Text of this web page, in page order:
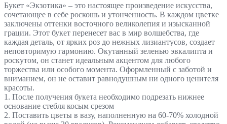
Букет «Экзотика» – это настоящее произведение искусства,
сочетающее в себе роскошь и утонченность. В каждом цветке
заключены оттенки восточного великолепия и изысканной
грации. Этот букет перенесет вас в мир волшебства, где
каждая деталь, от ярких роз до нежных лизиантусов, создает
неповторимую гармонию. Окутанный зеленью эвкалипта и
роскутом, он станет идеальным акцентом для любого
торжества или особого момента. Оформленный с заботой и
вниманием, он не оставит равнодушным ни одного ценителя
красоты.
1. После получения букета необходимо подрезать нижнее
основание стебля косым срезом
2. Поставить цветы в вазу, наполненную на 60-70% холодной